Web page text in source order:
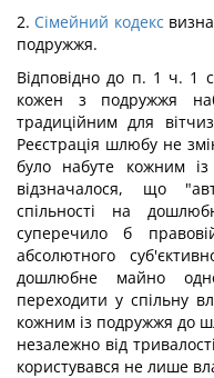
2. Сімейний кодекс
подружжя.
Відповідно до п. 1 ч. 1
кожен з подружжя
традиційним для
Реєстрація шлюбу не
було набуте кожним
відзначалося, що
спільності на
суперечило б
абсолютного
дошлюбне майно
переходити у спільну
кожним із подружжя до
незалежно від
користувався не лише